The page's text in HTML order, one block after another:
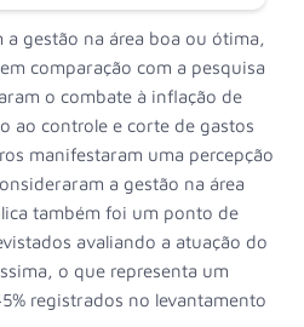
a gestão na área boa ou ótima,
comparação com a pesquisa
o combate à inflação de
ao controle e corte de gastos
manifestaram uma percepção
a gestão na área
também foi um ponto de
avaliando a atuação do
o que representa um
registrados no levantamento